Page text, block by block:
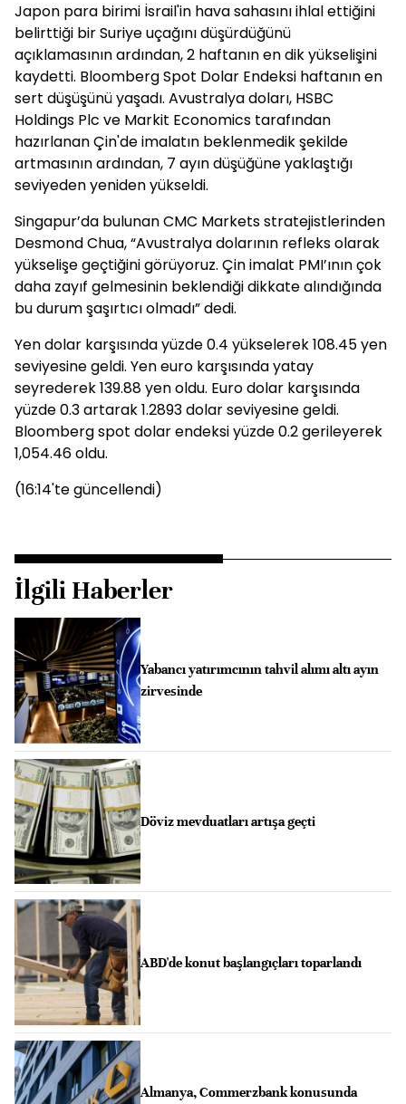
Japon para birimi İsrail'in hava sahasını ihlal ettiğini
belirttiği bir Suriye uçağını düşürdüğünü
açıklamasının ardından, 2 haftanın en dik yükselişini
kaydetti. Bloomberg Spot Dolar Endeksi haftanın en
sert düşüşünü yaşadı. Avustralya doları, HSBC
Holdings Plc ve Markit Economics tarafından
hazırlanan Çin'de imalatın beklenmedik şekilde
artmasının ardından, 7 ayın düşüğüne yaklaştığı
seviyeden yeniden yükseldi.
Singapur’da bulunan CMC Markets stratejistlerinden
Desmond Chua, “Avustralya dolarının refleks olarak
yükselişe geçtiğini görüyoruz. Çin imalat PMI’ının çok
daha zayıf gelmesinin beklendiği dikkate alındığında
bu durum şaşırtıcı olmadı” dedi.
Yen dolar karşısında yüzde 0.4 yükselerek 108.45 yen
seviyesine geldi. Yen euro karşısında yatay
seyrederek 139.88 yen oldu. Euro dolar karşısında
yüzde 0.3 artarak 1.2893 dolar seviyesine geldi.
Bloomberg spot dolar endeksi yüzde 0.2 gerileyerek
1,054.46 oldu.
(16:14'te güncellendi)
İlgili Haberler
Yabancı yatırımcının tahvil alımı altı ayın
zirvesinde
Döviz mevduatları artışa geçti
ABD'de konut başlangıçları toparlandı
Almanya, Commerzbank konusunda